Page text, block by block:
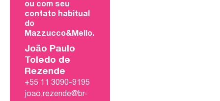
ou com seu
contato habitual
do
Mazzucco&Mello.
João Paulo
Toledo de
Rezende
+55 11 3090-9195
joao.rezende@br-